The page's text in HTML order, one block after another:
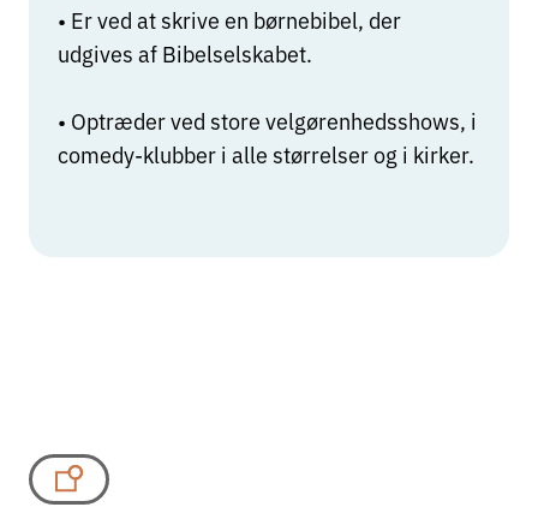
• Er ved at skrive en børnebibel, der
udgives af Bibelselskabet.
• Optræder ved store velgørenhedsshows, i
comedy-klubber i alle størrelser og i kirker.